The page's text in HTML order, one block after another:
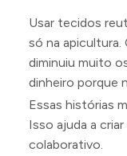
Usar tecidos
só na apicultura.
diminuiu muito
dinheiro porque
Essas histórias
Isso ajuda a
colaborativo.